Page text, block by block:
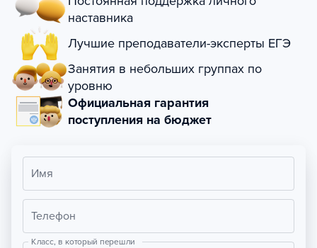
наставника
Лучшие преподаватели-эксперты ЕГЭ
Занятия в небольших группах по
уровню
Официальная гарантия
поступления на бюджет
Имя
Телефон
Класс, в который перешли